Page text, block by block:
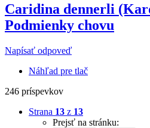
Caridina dennerli
Podmienky chovu
Napísať odpoveď
Náhľad pre tlač
246 príspevkov
Strana 13 z 13
Prejsť na stránku: